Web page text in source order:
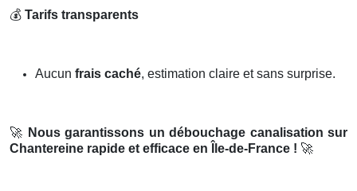
💰 Tarifs transparents
Aucun frais caché, estimation claire et sans surprise.
🚀 Nous garantissons un débouchage canalisation sur
Chantereine rapide et efficace en Île-de-France ! 🚀